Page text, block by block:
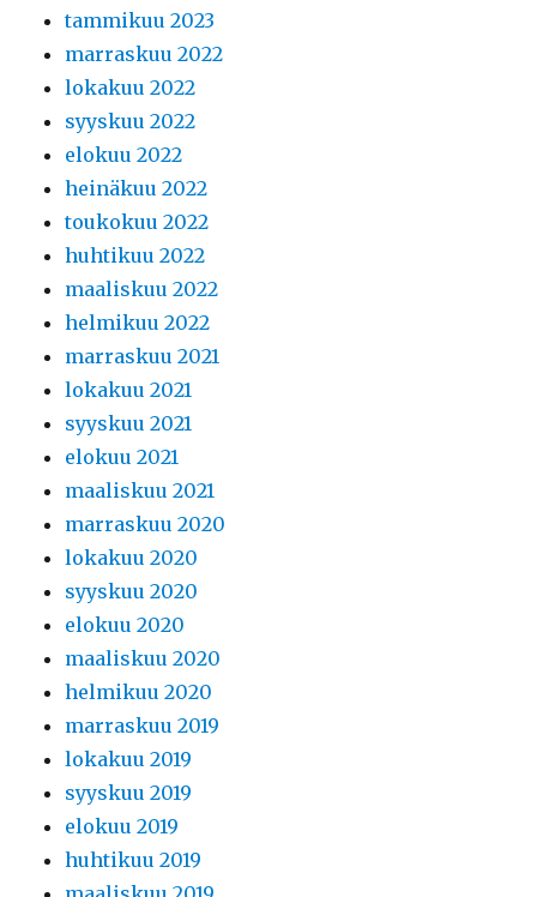
tammikuu 2023
marraskuu 2022
lokakuu 2022
syyskuu 2022
elokuu 2022
heinäkuu 2022
toukokuu 2022
huhtikuu 2022
maaliskuu 2022
helmikuu 2022
marraskuu 2021
lokakuu 2021
syyskuu 2021
elokuu 2021
maaliskuu 2021
marraskuu 2020
lokakuu 2020
syyskuu 2020
elokuu 2020
maaliskuu 2020
helmikuu 2020
marraskuu 2019
lokakuu 2019
syyskuu 2019
elokuu 2019
huhtikuu 2019